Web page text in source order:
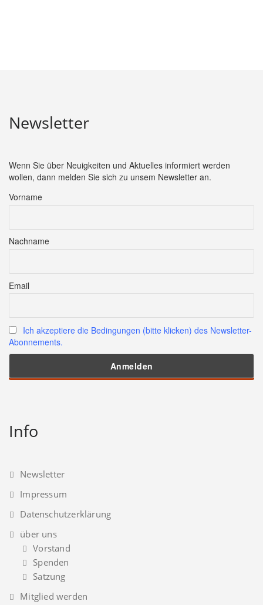
Newsletter
Wenn Sie über Neuigkeiten und Aktuelles informiert werden
wollen, dann melden Sie sich zu unsem Newsletter an.
Vorname
Nachname
Email
Ich akzeptiere die Bedingungen (bitte klicken) des Newsletter-
Abonnements.
Info
Newsletter
Impressum
Datenschutzerklärung
über uns
Vorstand
Spenden
Satzung
Mitglied werden